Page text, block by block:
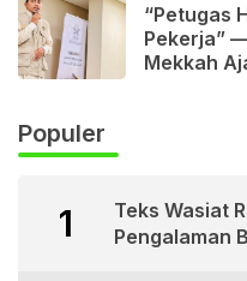
“Petugas
Pekerja”
Mekkah
Populer
1
Teks Wasiat
Pengalaman